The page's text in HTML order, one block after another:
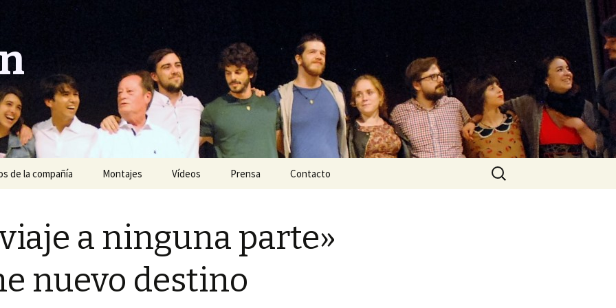
de la compañía Montajes Vídeos Prensa
Año 2019
Contacto
Buscar:
a ninguna parte»
nuevo destino